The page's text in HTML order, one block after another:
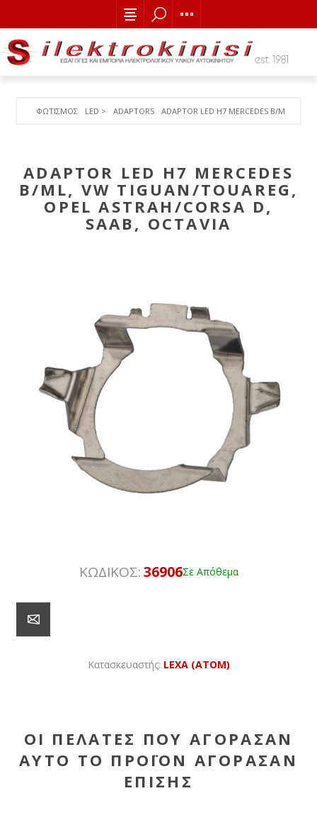
ΦΩΤΙΣΜΟΣ LED > ADAPTORS ADAPTOR LED H7 MERCEDES B/ML, VW
ADAPTOR LED H7 MERCEDES
B/ML, VW TIGUAN/TOUAREG,
OPEL ASTRAH/CORSA D,
SAAB, OCTAVIA
ΚΩΔΙΚΟΣ:36906Σε Απόθεμα
Κατασκευαστής: LEXA (ATOM)
ΟΙ ΠΕΛΆΤΕΣ ΠΟΥ ΑΓΌΡΑΣΑΝ
ΑΥΤΌ ΤΟ ΠΡΟΪΌΝ ΑΓΌΡΑΣΑΝ
ΕΠΊΣΗΣ